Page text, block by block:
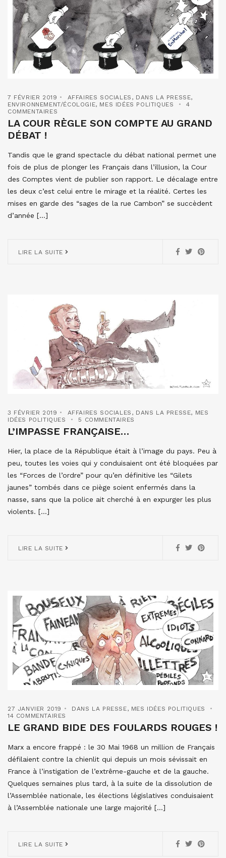
7 FÉVRIER 2019 AFFAIRES SOCIALES , DANS LA PRESSE,
ENVIRONNEMENT/ÉCOLOGIE, MES IDÉES POLITIQUES
4
COMMENTAIRES
LA COUR RÈGLE SON COMPTE AU GRAND
DÉBAT !
Tandis que le grand spectacle du débat national permet une
fois de plus de plonger les Français dans l’illusion, la Cour
des Comptes vient de publier son rapport. Le décalage entre
les deux c’est celui entre le mirage et la réalité. Certes les
mises en garde des “sages de la rue Cambon” se succèdent
d’année […]
LIRE LA SUITE
3 FÉVRIER 2019 AFFAIRES SOCIALES , DANS LA PRESSE, MES
IDÉES POLITIQUES
5 COMMENTAIRES
L’IMPASSE FRANÇAISE…
Hier, la place de la République était à l’image du pays. Peu à
peu, toutes les voies qui y conduisaient ont été bloquées par
les “Forces de l’ordre” pour qu’en définitive les “Gilets
jaunes” tombés dans ce piège soient enfermés dans la
nasse, sans que la police ait cherché à en expurger les plus
violents. […]
LIRE LA SUITE
27 JANVIER 2019 DANS LA PRESSE, MES IDÉES POLITIQUES
14 COMMENTAIRES
LE GRAND BIDE DES FOULARDS ROUGES !
Marx a encore frappé : le 30 Mai 1968 un million de Français
défilaient contre la chienlit qui depuis un mois sévissait en
France à l’instigation de l’extrême-gauche et de la gauche.
Quelques semaines plus tard, à la suite de la dissolution de
l’Assemblée nationale, les élections législatives conduisaient
à l’Assemblée nationale une large majorité […]
LIRE LA SUITE